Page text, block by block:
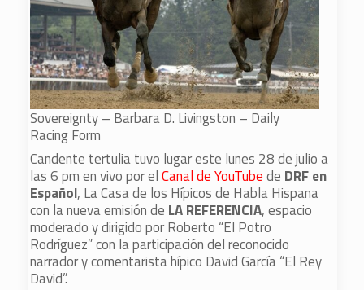
Sovereignty – Barbara D. Livingston – Daily
Racing Form
Candente tertulia tuvo lugar este lunes 28 de julio a
las 6 pm en vivo por elCanal de YouTubede DRF en
Español, La Casa de los Hípicos de Habla Hispana
con la nueva emisión de LA REFERENCIA, espacio
moderado y dirigido por Roberto “El Potro
Rodríguez” con la participación del reconocido
narrador y comentarista hípico David García “El Rey
David”.